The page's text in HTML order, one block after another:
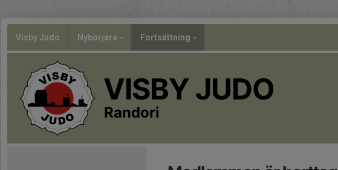
Visby Judo Nybörjare Fortsättning
VISBY JUDO
Randori